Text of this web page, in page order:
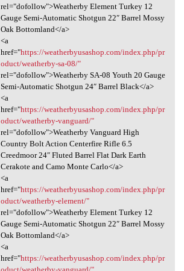
rel="dofollow">Weatherby Element Turkey 12
Gauge Semi-Automatic Shotgun 22″ Barrel Mossy
Oak Bottomland</a>
<a
href="https://weatherbyusashop.com/index.php/pr
oduct/weatherby-sa-08/"
rel="dofollow">Weatherby SA-08 Youth 20 Gauge
Semi-Automatic Shotgun 24″ Barrel Black</a>
<a
href="https://weatherbyusashop.com/index.php/pr
oduct/weatherby-vanguard/"
rel="dofollow">Weatherby Vanguard High
Country Bolt Action Centerfire Rifle 6.5
Creedmoor 24″ Fluted Barrel Flat Dark Earth
Cerakote and Camo Monte Carlo</a>
<a
href="https://weatherbyusashop.com/index.php/pr
oduct/weatherby-element/"
rel="dofollow">Weatherby Element Turkey 12
Gauge Semi-Automatic Shotgun 22″ Barrel Mossy
Oak Bottomland</a>
<a
href="https://weatherbyusashop.com/index.php/pr